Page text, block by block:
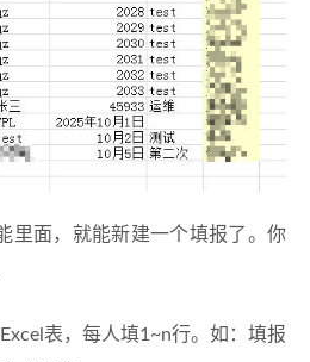
里面，就能新建一个填报了。你
表，每人填1~n行。如：填报